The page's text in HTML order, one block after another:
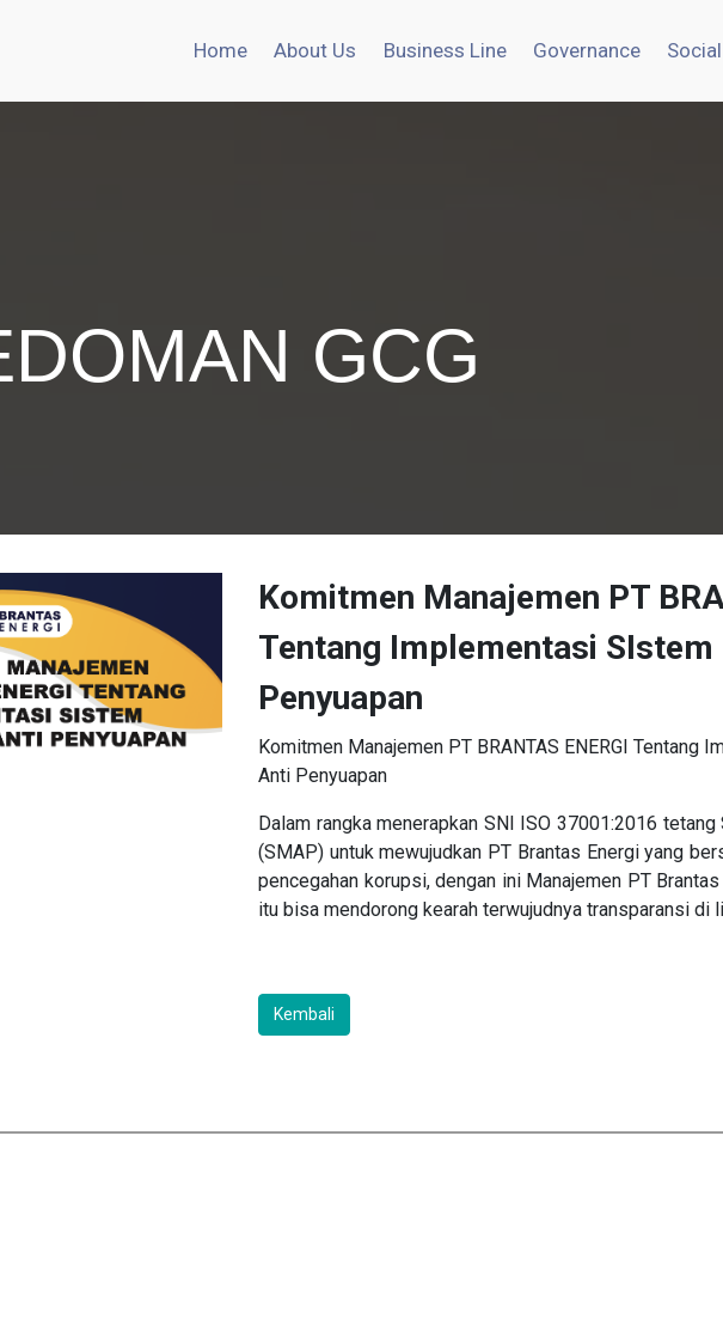
Home About Us Business Line Governance
GCG
Komitmen Manajemen PT
Tentang Implementasi
Penyuapan
Komitmen Manajemen PT BRANTAS ENERGI Tentang
Anti Penyuapan
Dalam rangka menerapkan SNI ISO 37001:2016
(SMAP) untuk mewujudkan PT Brantas Energi yang
pencegahan korupsi, dengan ini Manajemen PT
itu bisa mendorong kearah terwujudnya transparansi di
Kembali